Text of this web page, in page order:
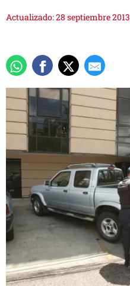
Actualizado: 28 septiembre 2013